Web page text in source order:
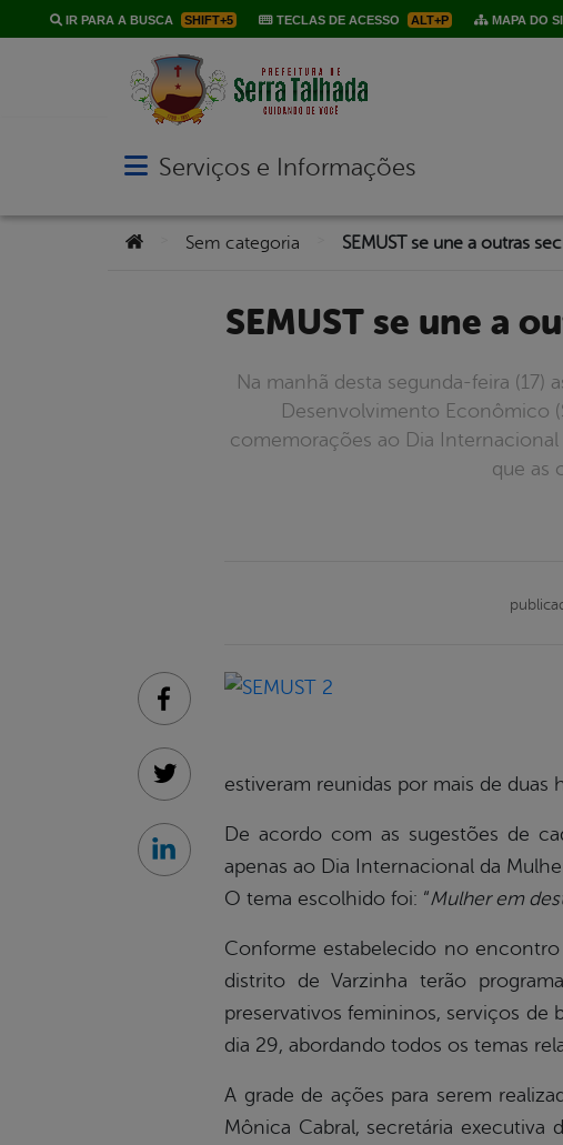
IR PARA A BUSCA SHIFT+5 TECLAS DE ACESSO ALT+P MAPA DO
Abrir menu principal de navegação
Serviços e Informações
Você está aqui:Sem categoria
SEMUST se une a
Na manhã desta segunda-feira (17)
Desenvolvimento Econômico
comemorações ao Dia
que as
estiveram reunidas por mais de
De acordo com as sugestões de
apenas ao Dia Internacional da
O tema escolhido foi: “Mulher em
Conforme estabelecido no encontro
distrito de Varzinha terão
preservativos femininos, serviços
dia 29, abordando todos os temas
A grade de ações para serem
Mônica Cabral, secretária executiva
Facebook
Twitter
Linkedin